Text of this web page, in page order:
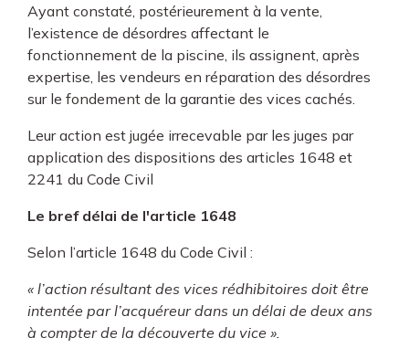
Ayant constaté, postérieurement à la vente,
l’existence de désordres affectant le
fonctionnement de la piscine, ils assignent, après
expertise, les vendeurs en réparation des désordres
sur le fondement de la garantie des vices cachés.
Leur action est jugée irrecevable par les juges par
application des dispositions des articles 1648 et
2241 du Code Civil
Le bref délai de l'article 1648
Selon l’article 1648 du Code Civil :
« l’action résultant des vices rédhibitoires doit être
intentée par l’acquéreur dans un délai de deux ans
à compter de la découverte du vice ».